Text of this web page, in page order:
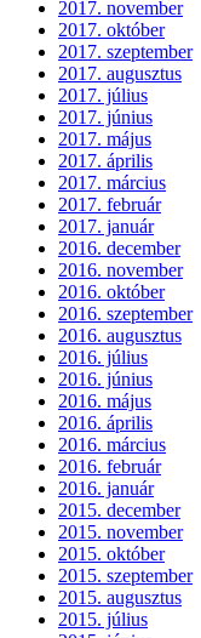
2017. november
2017. október
2017. szeptember
2017. augusztus
2017. július
2017. június
2017. május
2017. április
2017. március
2017. február
2017. január
2016. december
2016. november
2016. október
2016. szeptember
2016. augusztus
2016. július
2016. június
2016. május
2016. április
2016. március
2016. február
2016. január
2015. december
2015. november
2015. október
2015. szeptember
2015. augusztus
2015. július